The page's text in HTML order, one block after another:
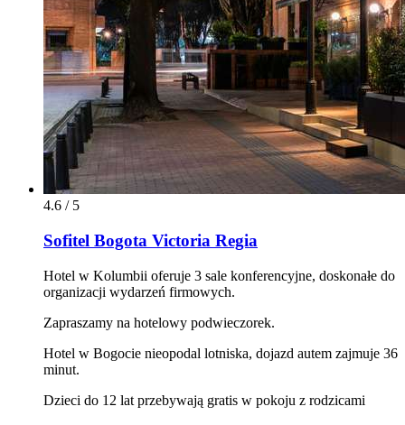
4.6 / 5
Sofitel Bogota Victoria Regia
Hotel w Kolumbii oferuje 3 sale konferencyjne, doskonałe do
organizacji wydarzeń firmowych.
Zapraszamy na hotelowy podwieczorek.
Hotel w Bogocie nieopodal lotniska, dojazd autem zajmuje 36
minut.
Dzieci do 12 lat przebywają gratis w pokoju z rodzicami